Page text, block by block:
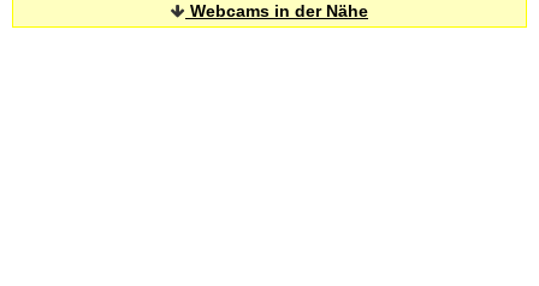
Webcams in der Nähe